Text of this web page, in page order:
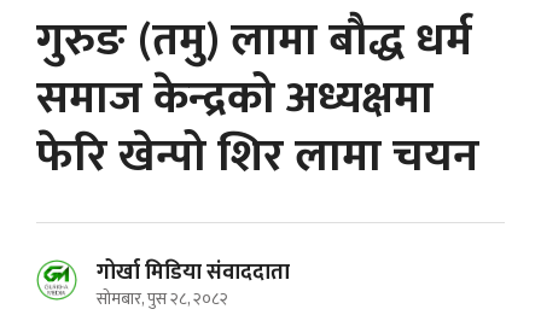
गुरुङ (तमु) लामा बौद्ध धर्म
समाज केन्द्रको अध्यक्षमा
फेरि खेन्पो शिर लामा चयन
गोर्खा मिडिया संवाददाता
सोमबार, पुस २८, २०८२